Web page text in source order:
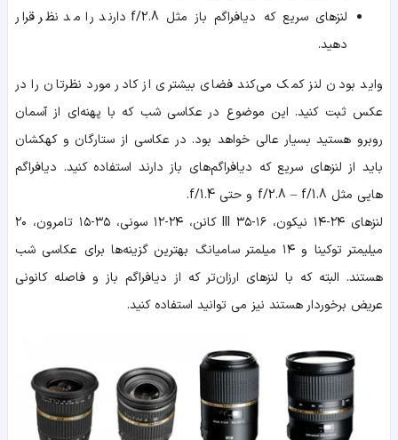
لنزهای سریع که دیافراگم باز مثل f/2.8 دارند را مد نظر قرار
دهید.
واید بودن لنز کمک می‌کند فضای بیشتری از کادر مورد نظرتان را در
عکس ثبت کنید. این موضوع در عکاسی شب که با پهنه‌ای از آسمان
روبرو هستید بسیار عالی خواهد بود. در عکاسی از ستارگان و کهکشان
باید از لنزهای سریع که دیافراگم‌های باز دارند استفاده کنید. دیافراگم
هایی مثل f/2.8 – f/1.8 و حتی f/1.4.
لنزهای ۲۴-۱۴ نیکون، ۱۶-۳۵ III کانن، ۲۴-۱۲ سونی، ۳۵-۱۵ تامرون، ۲۰
میلیمتر توکینا و ۱۴ میلمتر سامیانگ بهترین گزینه‌ها برای عکاسی شب
هستند. البته که با لنزهای ارزان‌تر که از دیافراگم باز و فاصله کانونی
عریض برخوردار هستند نیز می توانید استفاده کنید.